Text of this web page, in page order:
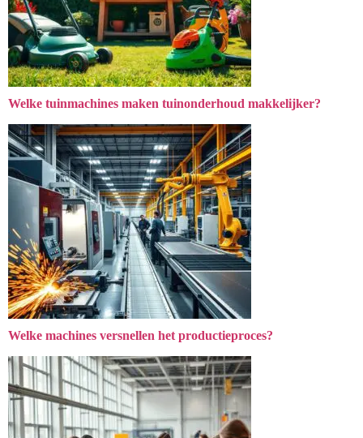
Welke tuinmachines maken tuinonderhoud makkelijker?
Welke machines versnellen het productieproces?